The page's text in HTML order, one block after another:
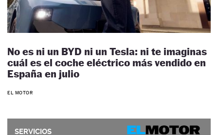
No es ni un BYD ni un Tesla: ni te imaginas
cuál es el coche eléctrico más vendido en
España en julio
EL MOTOR